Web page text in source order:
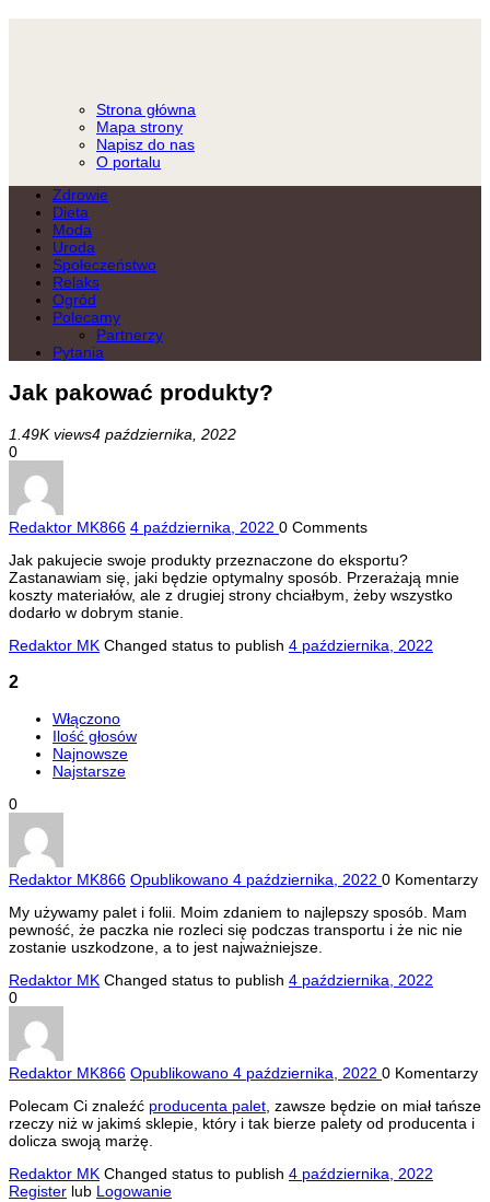
Strona główna
Mapa strony
Napisz do nas
O portalu
Zdrowie
Dieta
Moda
Uroda
Społeczeństwo
Relaks
Ogród
Polecamy
Partnerzy
Pytania
Jak pakować produkty?
1.49K views4 października, 2022
0
Redaktor MK866 4 października, 2022 0 Comments
Jak pakujecie swoje produkty przeznaczone do eksportu?
Zastanawiam się, jaki będzie optymalny sposób. Przerażają mnie
koszty materiałów, ale z drugiej strony chciałbym, żeby wszystko
dodarło w dobrym stanie.
Redaktor MK Changed status to publish 4 października, 2022
2
Włączono
Ilość głosów
Najnowsze
Najstarsze
0
Redaktor MK866 Opublikowano 4 października, 2022 0 Komentarzy
My używamy palet i folii. Moim zdaniem to najlepszy sposób. Mam
pewność, że paczka nie rozleci się podczas transportu i że nic nie
zostanie uszkodzone, a to jest najważniejsze.
Redaktor MK Changed status to publish 4 października, 2022
0
Redaktor MK866 Opublikowano 4 października, 2022 0 Komentarzy
Polecam Ci znaleźć producenta palet, zawsze będzie on miał tańsze
rzeczy niż w jakimś sklepie, który i tak bierze palety od producenta i
dolicza swoją marżę.
Redaktor MK Changed status to publish 4 października, 2022
Register lub Logowanie